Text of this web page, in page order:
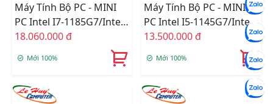
Máy Tính Bộ PC - MINI
PC Intel I7-1185G7/Intel
Iris Xe Graphics/Wifi 6 +
Bluetooth/Ram Option/
Ổ Cứng Option
18.060.000 đ
Mới 100%
Máy Tính Bộ PC - MINI
PC Intel I5-1145G7/Intel
Iris Xe Graphics/Wifi 6 +
Bluetooth/Ram Option/
Ổ Cứng Option
13.500.000 đ
Mới 100%